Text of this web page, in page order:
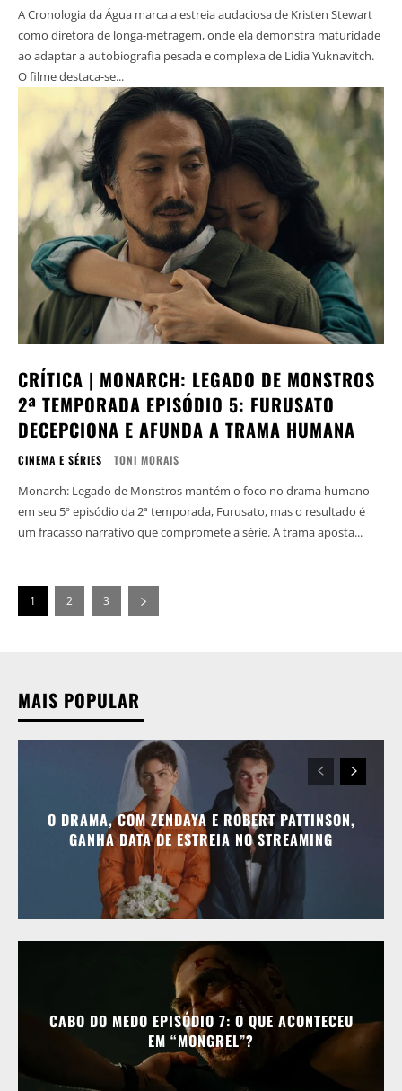
A Cronologia da Água marca a estreia audaciosa de Kristen Stewart
como diretora de longa-metragem, onde ela demonstra maturidade
ao adaptar a autobiografia pesada e complexa de Lidia Yuknavitch.
O filme destaca-se...
CRÍTICA | MONARCH: LEGADO DE MONSTROS
2ª TEMPORADA EPISÓDIO 5: FURUSATO
DECEPCIONA E AFUNDA A TRAMA HUMANA
CINEMA E SÉRIES TONI MORAIS
Monarch: Legado de Monstros mantém o foco no drama humano
em seu 5º episódio da 2ª temporada, Furusato, mas o resultado é
um fracasso narrativo que compromete a série. A trama aposta...
1 2 3
MAIS POPULAR
O DRAMA, COM ZENDAYA E ROBERT PATTINSON,
GANHA DATA DE ESTREIA NO STREAMING
CABO DO MEDO EPISÓDIO 7: O QUE ACONTECEU
EM “MONGREL”?